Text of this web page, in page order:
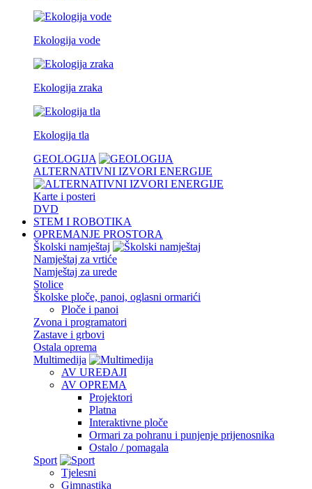
Ekologija vode
Ekologija zraka
Ekologija tla
GEOLOGIJA
ALTERNATIVNI IZVORI ENERGIJE
Karte i posteri
DVD
STEM I ROBOTIKA
OPREMANJE PROSTORA
Školski namještaj
Namještaj za vrtiće
Namještaj za urede
Stolice
Školske ploče, panoi, oglasni ormarići
Ploče i panoi
Zvona i programatori
Zastave i grbovi
Ostala oprema
Multimedija
AV UREĐAJI
AV OPREMA
Projektori
Platna
Interaktivne ploče
Ormari za pohranu i punjenje prijenosnika
Ostalo / pomagala
Sport
Tjelesni
Gimnastika